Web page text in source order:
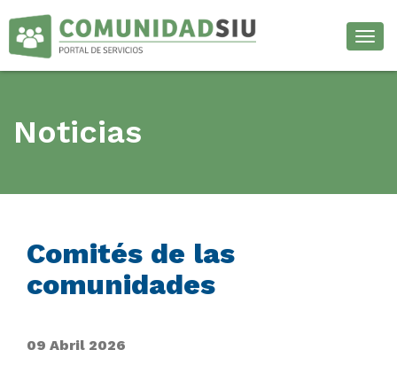
Noticias
Comités de las
comunidades
09 Abril 2026